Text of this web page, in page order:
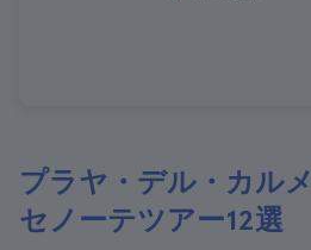
プラヤ・デル・カル
セノーテツアー12選